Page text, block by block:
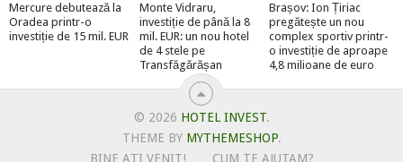
Mercure debutează la
Oradea printr-o
investiție de 15 mil. EUR
Monte Vidraru,
investiție de până la 8
mil. EUR: un nou hotel
de 4 stele pe
Transfăgărășan
Brașov: Ion Țiriac
pregătește un nou
complex sportiv printr-
o investiție de aproape
4,8 milioane de euro
© 2026 HOTEL INVEST.
THEME BY MYTHEMESHOP.
BINE AȚI VENIT!
CUM TE AJUTAM?